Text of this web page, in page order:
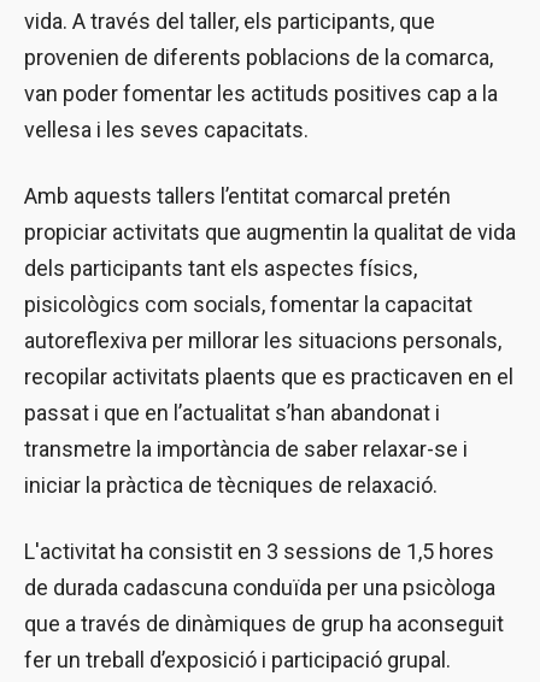
vida. A través del taller, els participants, que
provenien de diferents poblacions de la comarca,
van poder fomentar les actituds positives cap a la
vellesa i les seves capacitats.
Amb aquests tallers l’entitat comarcal pretén
propiciar activitats que augmentin la qualitat de vida
dels participants tant els aspectes físics,
pisicològics com socials, fomentar la capacitat
autoreflexiva per millorar les situacions personals,
recopilar activitats plaents que es practicaven en el
passat i que en l’actualitat s’han abandonat i
transmetre la importància de saber relaxar-se i
iniciar la pràctica de tècniques de relaxació.
L'activitat ha consistit en 3 sessions de 1,5 hores
de durada cadascuna conduïda per una psicòloga
que a través de dinàmiques de grup ha aconseguit
fer un treball d’exposició i participació grupal.